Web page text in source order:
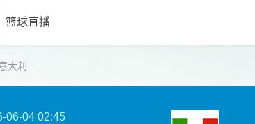
篮球直播
大利
06-04 02:45